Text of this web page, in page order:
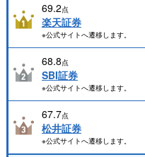
69.2点
楽天証券
※公式サイトへ遷移します。
68.8点
SBI証券
※公式サイトへ遷移します。
67.7点
松井証券
※公式サイトへ遷移します。